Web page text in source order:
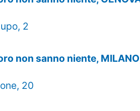
2
non sanno niente, MILANO
20